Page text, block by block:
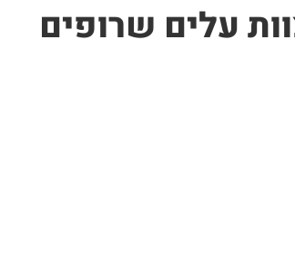
עלים שרופים